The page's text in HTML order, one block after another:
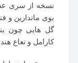
نسخه از سری
بوی ماندارین و
گل هایی چون
کارامل و نعاع